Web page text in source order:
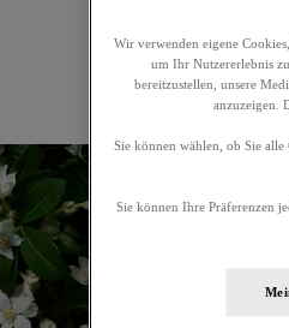
Wir verwenden eigene
um Ihr Nutzererlebnis
bereitzustellen, unsere
anzuzeigen.
Sie können wählen, ob Sie
Sie können Ihre Präferenzen